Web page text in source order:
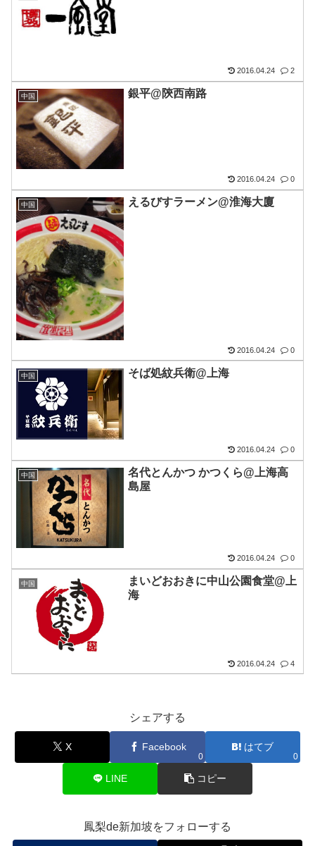
2016.04.24 2
中国 銀平@陝西南路
2016.04.24 0
中国 えるびすラーメン@淮海大廈
2016.04.24 0
中国 そば処紋兵衛@上海
2016.04.24 0
中国
名代とんかつ かつくら@上海高
島屋
2016.04.24 0
中国
まいどおおきに中山公園食堂@上
海
2016.04.24 4
シェアする
X Facebook
0
はてブ
0
LINE コピー
鳳梨de新加坡をフォローする